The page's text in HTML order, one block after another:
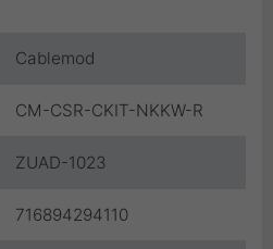
Cablemod
CM-CSR-CKIT-NKKW-R
ZUAD-1023
716894294110